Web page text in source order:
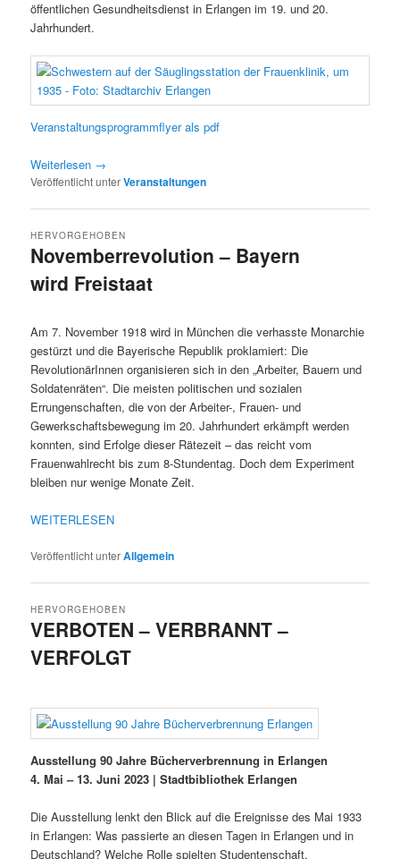
öffentlichen Gesundheitsdienst in Erlangen im 19. und 20.
Jahrhundert.
Veranstaltungsprogrammflyer als pdf
Weiterlesen →
Veröffentlicht unterVeranstaltungen
Novemberrevolution – Bayern
wird Freistaat
HERVORGEHOBEN
Am 7. November 1918 wird in München die verhasste Monarchie
gestürzt und die Bayerische Republik proklamiert: Die
RevolutionärInnen organisieren sich in den „Arbeiter, Bauern und
Soldatenräten“. Die meisten politischen und sozialen
Errungenschaften, die von der Arbeiter-, Frauen- und
Gewerkschaftsbewegung im 20. Jahrhundert erkämpft werden
konnten, sind Erfolge dieser Rätezeit – das reicht vom
Frauenwahlrecht bis zum 8-Stundentag. Doch dem Experiment
bleiben nur wenige Monate Zeit.
WEITERLESEN
Veröffentlicht unterAllgemein
VERBOTEN – VERBRANNT –
VERFOLGT
HERVORGEHOBEN
Ausstellung 90 Jahre Bücherverbrennung in Erlangen
4. Mai – 13. Juni 2023 | Stadtbibliothek Erlangen
Die Ausstellung lenkt den Blick auf die Ereignisse des Mai 1933
in Erlangen: Was passierte an diesen Tagen in Erlangen und in
Deutschland? Welche Rolle spielten Studentenschaft,